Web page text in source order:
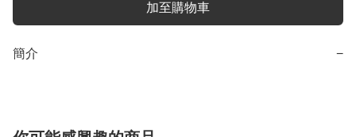
加至購物車
簡介 −